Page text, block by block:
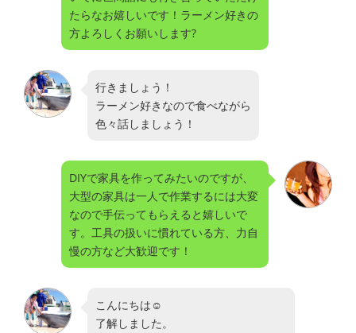
たらなお嬉しいです！ラーメン好きの
方よろしくお願いします?
行きましょう！
ラーメン好きなので食べながら
色々話しましょう！
DIYで家具を作ってみたいのですが、
大型の家具は一人で作業するには大変
なので手伝ってもらえると嬉しいで
す。工具の扱いに慣れている方、力自
慢の方など大歓迎です！
こんにちは☺️
了解しました。